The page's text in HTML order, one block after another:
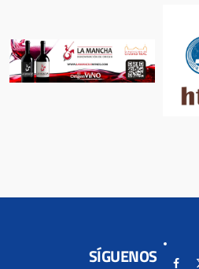
SÍGUENOS